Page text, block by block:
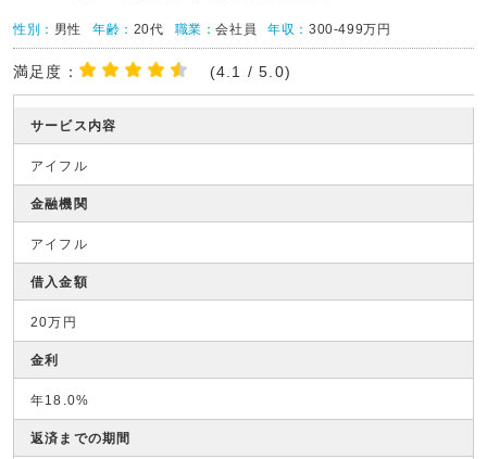
性別： 男性 年齢： 20代 職業：会社員 年収：300-499万円
満足度： (4.1 / 5.0)
サービス内容
アイフル
金融機関
アイフル
借入金額
20万円
金利
年18.0%
返済までの期間